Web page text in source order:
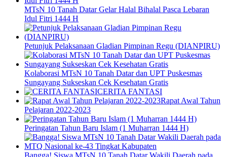
MTsN 10 Tanah Datar Gelar Halal Bihalal Pasca Lebaran
Idul Fitri 1444 H
Petunjuk Pelaksanaan Gladian Pimpinan Regu (DIANPIRU)
Kolaborasi MTsN 10 Tanah Datar dan UPT Puskesmas
Sungayang Sukseskan Cek Kesehatan Gratis
CERITA FANTASI
Rapat Awal Tahun
Pelajaran 2022-2023
Peringatan Tahun Baru Islam (1 Muharran 1444 H)